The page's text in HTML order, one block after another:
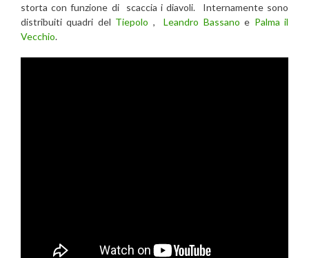
storta con funzione di scaccia i diavoli. Internamente sono
distribuiti quadri del Tiepolo ,Leandro Bassano e Palma il
Vecchio.